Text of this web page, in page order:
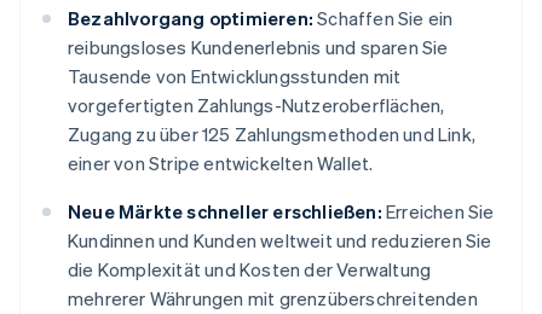
Bezahlvorgang optimieren: Schaffen Sie ein
reibungsloses Kundenerlebnis und sparen Sie
Tausende von Entwicklungsstunden mit
vorgefertigten Zahlungs-Nutzeroberflächen,
Zugang zu über 125 Zahlungsmethoden und Link,
einer von Stripe entwickelten Wallet.
Neue Märkte schneller erschließen: Erreichen Sie
Kundinnen und Kunden weltweit und reduzieren Sie
die Komplexität und Kosten der Verwaltung
mehrerer Währungen mit grenzüberschreitenden